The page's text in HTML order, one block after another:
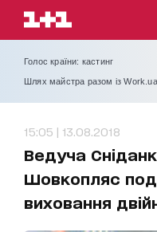
Голос країни: кастинг
Шлях майстра разом із
15:05 | 13.08.2018
Ведуча
Шовкопляс
виховання